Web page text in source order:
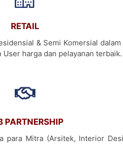
RETAIL
& Semi Komersial dalam
harga dan pelayanan terbaik.
PARTNERSHIP
para Mitra (Arsitek, Interior